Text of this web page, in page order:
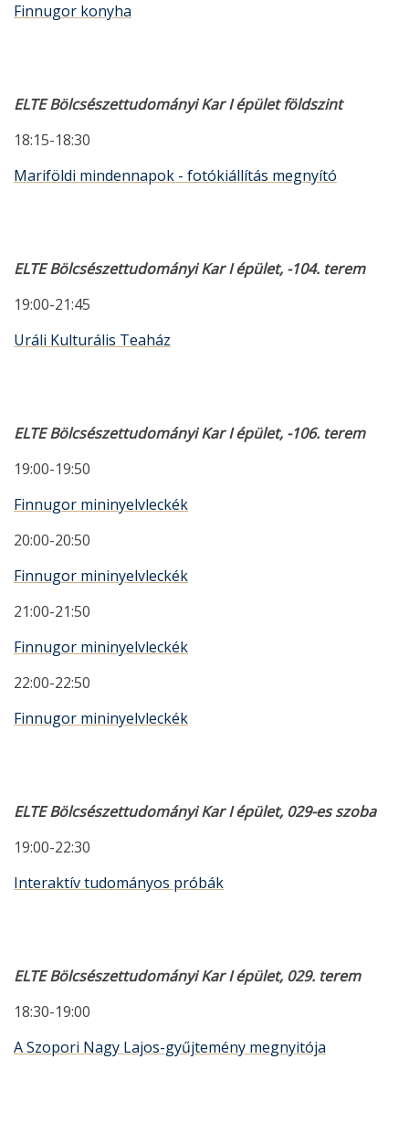
Finnugor konyha
ELTE Bölcsészettudományi Kar I épület földszint
18:15-18:30
Mariföldi mindennapok - fotókiállítás megnyító
ELTE Bölcsészettudományi Kar I épület, -104. terem
19:00-21:45
Uráli Kulturális Teaház
ELTE Bölcsészettudományi Kar I épület, -106. terem
19:00-19:50
Finnugor mininyelvleckék
20:00-20:50
Finnugor mininyelvleckék
21:00-21:50
Finnugor mininyelvleckék
22:00-22:50
Finnugor mininyelvleckék
ELTE Bölcsészettudományi Kar I épület, 029-es szoba
19:00-22:30
Interaktív tudományos próbák
ELTE Bölcsészettudományi Kar I épület, 029. terem
18:30-19:00
A Szopori Nagy Lajos-gyűjtemény megnyitója